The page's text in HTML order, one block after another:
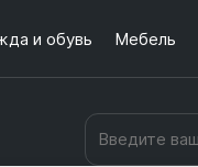
и обувь Мебель